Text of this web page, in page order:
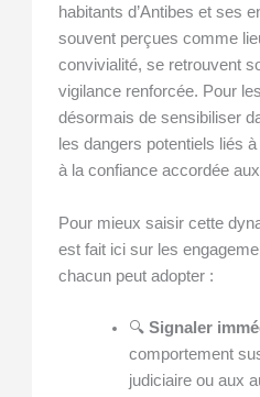
habitants d’Antibes et ses
souvent perçues comme
convivialité, se retrouvent
vigilance renforcée. Pour
désormais de sensibiliser
les dangers potentiels liés à
à la confiance accordée
Pour mieux saisir cette
est fait ici sur les
chacun peut adopter :
🔍 Signaler
comportement
judiciaire ou aux